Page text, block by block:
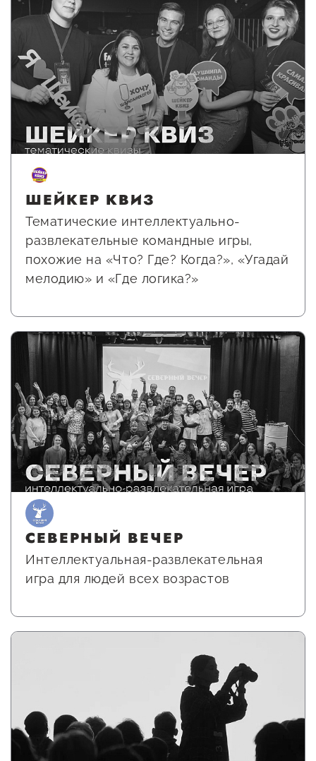
ШЕЙКЕР КВИЗ
Тематические интеллектуально-
развлекательные командные игры,
похожие на «Что? Где? Когда?», «Угадай
мелодию» и «Где логика?»
СЕВЕРНЫЙ ВЕЧЕР
Интеллектуальная-развлекательная
игра для людей всех возрастов